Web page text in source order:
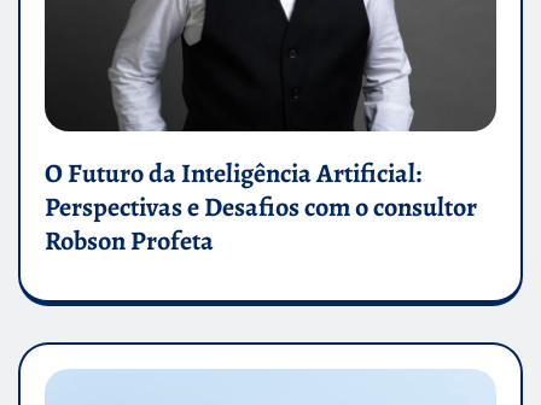
O Futuro da Inteligência Artificial:
Perspectivas e Desafios com o consultor
Robson Profeta